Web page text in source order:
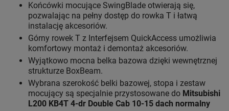
Końcówki mocujące SwingBlade otwierają się,
pozwalając na pełny dostęp do rowka T i łatwą
instalację akcesoriów.
Górny rowek T z Interfejsem QuickAccess umożliwia
komfortowy montaż i demontaż akcesoriów.
Wyjątkowo mocna belka bazowa dzięki wewnętrznej
strukturze BoxBeam.
Wybrana szerokość belki bazowej, stopa i zestaw
mocujący są specjalnie przystosowane do Mitsubishi
L200 KB4T 4-dr Double Cab 10-15 dach normalny